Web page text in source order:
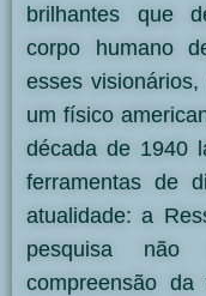
brilhantes que
corpo humano
esses
um físico
década de 1940
ferramentas de
atualidade: a
pesquisa não
compreensão